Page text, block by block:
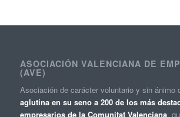
ASOCIACIÓN VALENCIANA DE
(AVE)
Asociación de carácter voluntario y sin ánimo
aglutina en su seno a 200 de los más
empresarios de la Comunitat Valenciana,